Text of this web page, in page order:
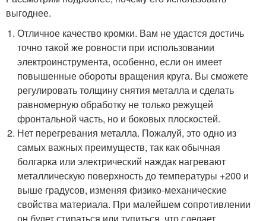
выгоднее.
Отличное качество кромки. Вам не удастся достичь
точно такой же ровности при использовании
электроинструмента, особенно, если он имеет
повышенные обороты вращения круга. Вы сможете
регулировать толщину снятия металла и сделать
равномерную обработку не только режущей
фронтальной часть, но и боковых плоскостей.
Нет перегревания металла. Пожалуй, это одно из
самых важных преимуществ, так как обычная
болгарка или электрический наждак нагревают
металлическую поверхность до температуры +200 и
выше градусов, изменяя физико-механические
свойства материала. При малейшем сопротивлении